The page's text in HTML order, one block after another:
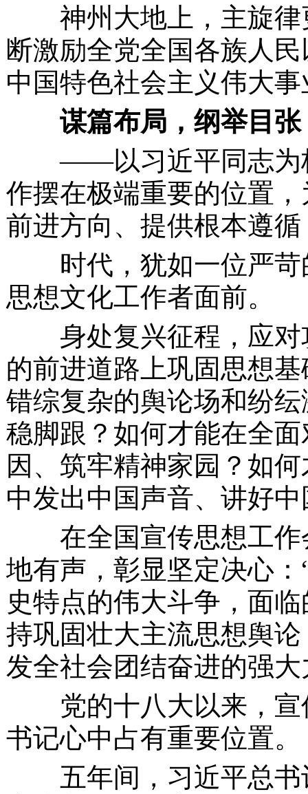
神州大地上，主旋律
断激励全党全国各族人
中国特色社会主义伟大
谋篇布局，纲举目张
——以习近平同志为
作摆在极端重要的位置
前进方向、提供根本遵循
时代，犹如一位严苛
思想文化工作者面前。
身处复兴征程，应对
的前进道路上巩固思想
错综复杂的舆论场和纷
稳脚跟？如何才能在全
因、筑牢精神家园？如
中发出中国声音、讲好
在全国宣传思想工作
地有声，彰显坚定决心：
史特点的伟大斗争，面
持巩固壮大主流思想舆
发全社会团结奋进的强大
党的十八大以来，宣
书记心中占有重要位置。
五年间，习近平总书